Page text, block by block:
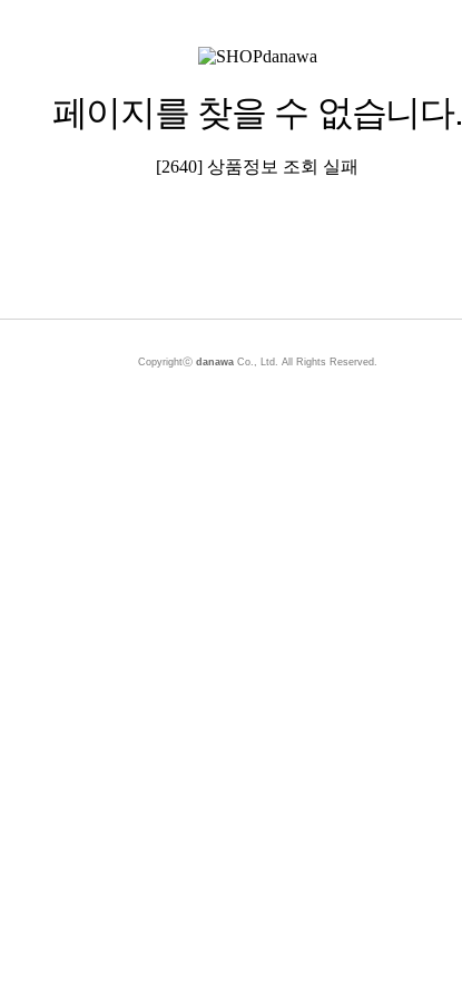
페이지를 찾을 수 없습니다.
[2640] 상품정보 조회 실패
Copyrightⓒ danawaCo., Ltd. All Rights Reserved.